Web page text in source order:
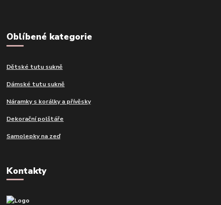
Oblíbené kategorie
Dětské tutu sukně
Dámské tutu sukně
Náramky s korálky a přívěsky
Dekorační polštáře
Samolepky na zeď
Kontakty